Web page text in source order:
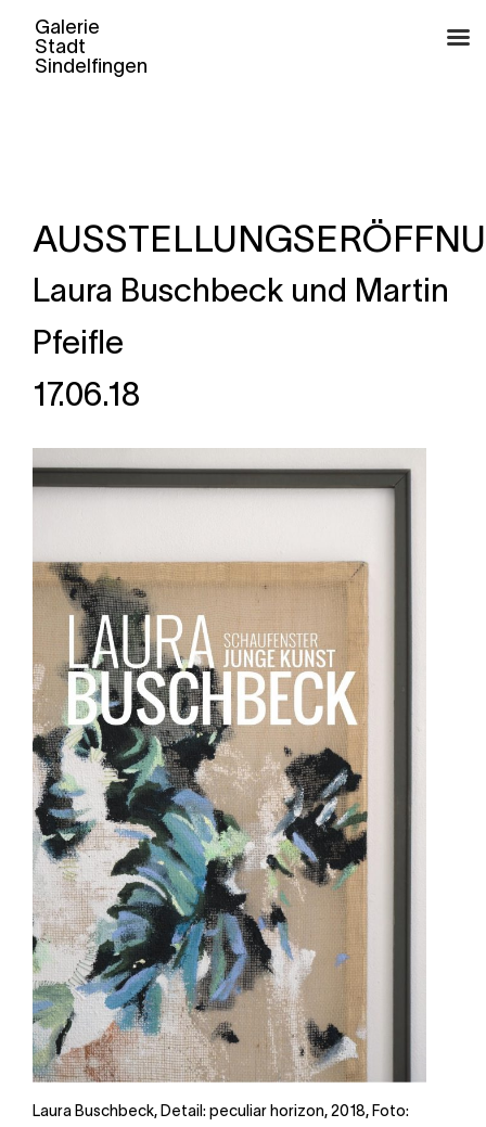
Laura Buschbeck und Martin
Pfeifle
17.06.18
Laura Buschbeck, Detail: peculiar horizon, 2018, Foto: